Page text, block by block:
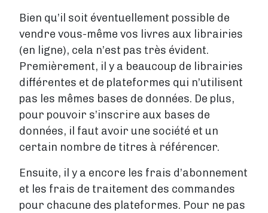
Bien qu’il soit éventuellement possible de
vendre vous-même vos livres aux librairies
(en ligne), cela n’est pas très évident.
Premièrement, il y a beaucoup de librairies
différentes et de plateformes qui n’utilisent
pas les mêmes bases de données. De plus,
pour pouvoir s’inscrire aux bases de
données, il faut avoir une société et un
certain nombre de titres à référencer.
Ensuite, il y a encore les frais d’abonnement
et les frais de traitement des commandes
pour chacune des plateformes. Pour ne pas